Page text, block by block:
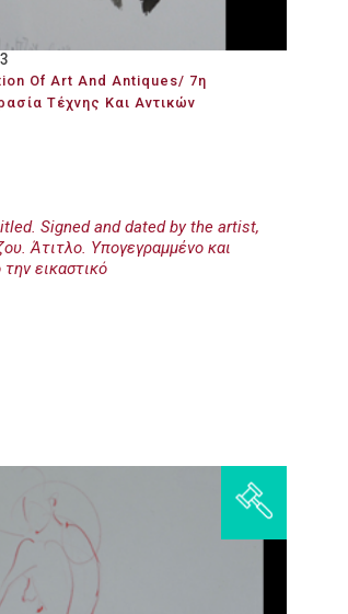
Of Art And Antiques/ 7η
Τέχνης Και Αντικών
Signed and dated by the artist,
Άτιτλο. Υπογεγραμμένο και
εικαστικό